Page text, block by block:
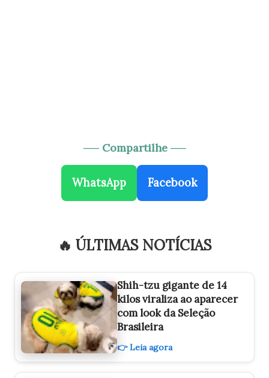
── Compartilhe ──
WhatsApp Facebook
🔥 ÚLTIMAS NOTÍCIAS
Shih-tzu gigante de 14
kilos viraliza ao aparecer
com look da Seleção
Brasileira
👉 Leia agora